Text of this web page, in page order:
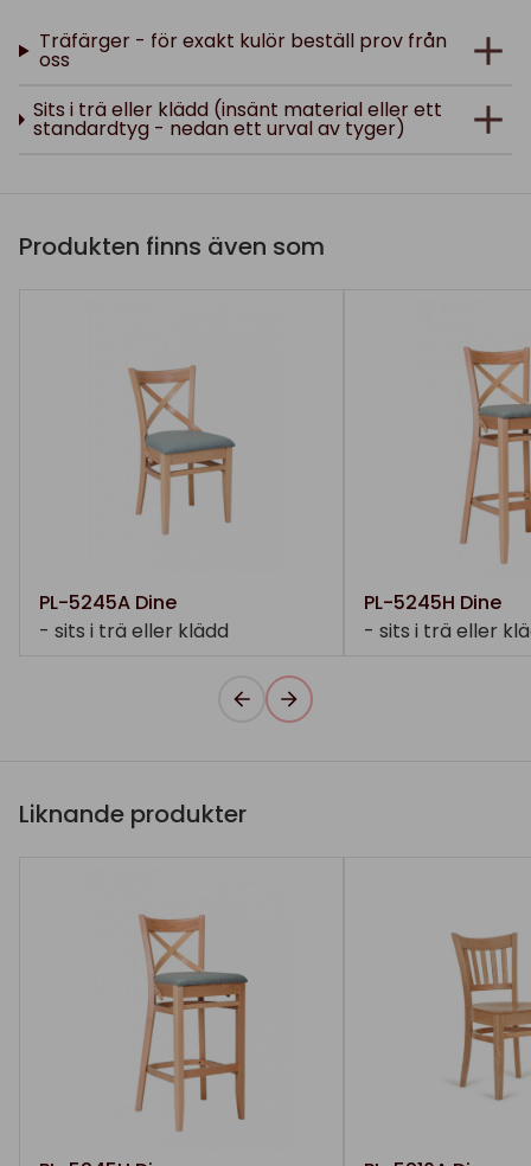
Träfärger - för exakt kulör beställ prov från
oss
Sits i trä eller klädd (insänt material eller ett
standardtyg - nedan ett urval av tyger)
Produkten finns även som
PL-5245A Dine
- sits i trä eller klädd
PL-5245H Dine
- sits i trä eller
Liknande produkter